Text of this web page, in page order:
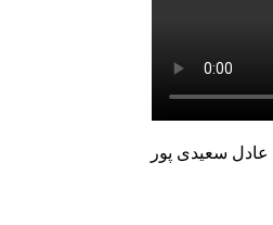
عادل سعیدی پور